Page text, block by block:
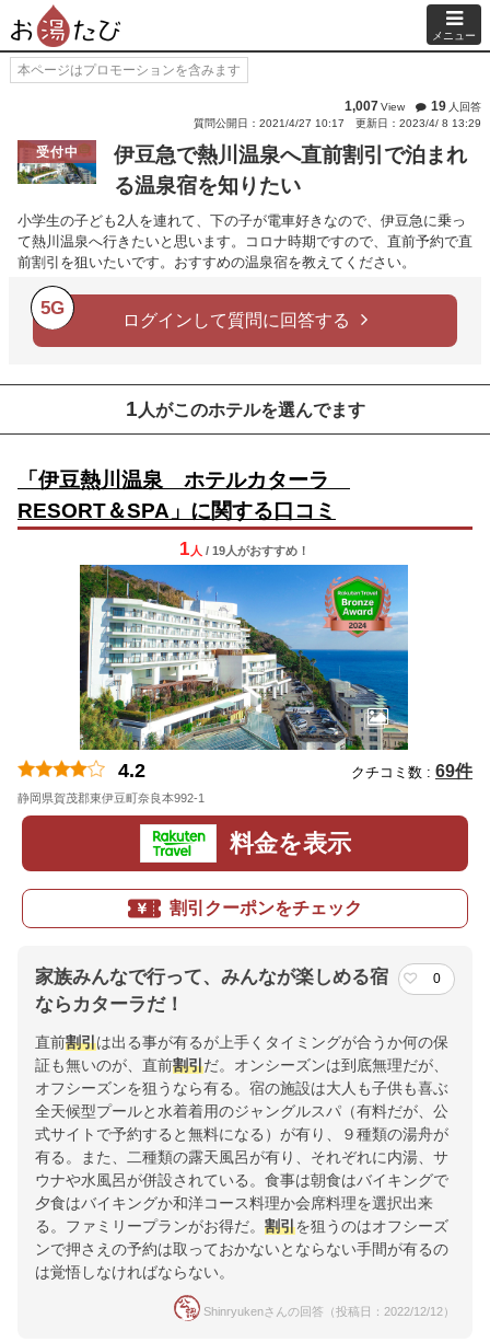
メニュー
本ページはプロモーションを含みます
1,007View 19 人回答
質問公開日：2021/4/27 10:17
更新日：2023/4/ 8 13:29
受付中
伊豆急で熱川温泉へ直前割引で泊まれ
る温泉宿を知りたい
小学生の子ども2人を連れて、下の子が電車好きなので、伊豆急に乗っ
て熱川温泉へ行きたいと思います。コロナ時期ですので、直前予約で直
前割引を狙いたいです。おすすめの温泉宿を教えてください。
5G
ログインして質問に回答する
1 人がこのホテルを選んでます
「伊豆熱川温泉 ホテルカターラ
RESORT＆SPA」に関する口コミ
1 人 / 19人がおすすめ！
4.2 クチコミ数 : 69件
静岡県賀茂郡東伊豆町奈良本992-1
料金を表示
割引クーポンをチェック
家族みんなで行って、みんなが楽しめる宿
ならカターラだ！
0
直前割引は出る事が有るが上手くタイミングが合うか何の保
証も無いのが、直前割引だ。オンシーズンは到底無理だが、
オフシーズンを狙うなら有る。宿の施設は大人も子供も喜ぶ
全天候型プールと水着着用のジャングルスパ（有料だが、公
式サイトで予約すると無料になる）が有り、９種類の湯舟が
有る。また、二種類の露天風呂が有り、それぞれに内湯、サ
ウナや水風呂が併設されている。食事は朝食はバイキングで
夕食はバイキングか和洋コース料理か会席料理を選択出来
る。ファミリープランがお得だ。 割引を狙うのはオフシーズ
ンで押さえの予約は取っておかないとならない手間が有るの
は覚悟しなければならない。
Shinryukenさんの回答（投稿日：2022/12/12）